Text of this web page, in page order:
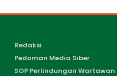
Redaksi
Pedoman Media Siber
SOP Perlindungan Wartawan